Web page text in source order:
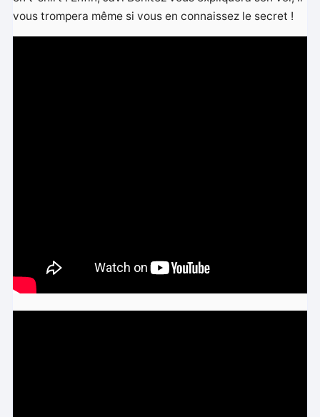
vous trompera même si vous en connaissez le secret !